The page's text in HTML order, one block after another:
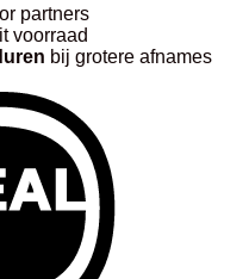
partners
voorraad
bij grotere afnames